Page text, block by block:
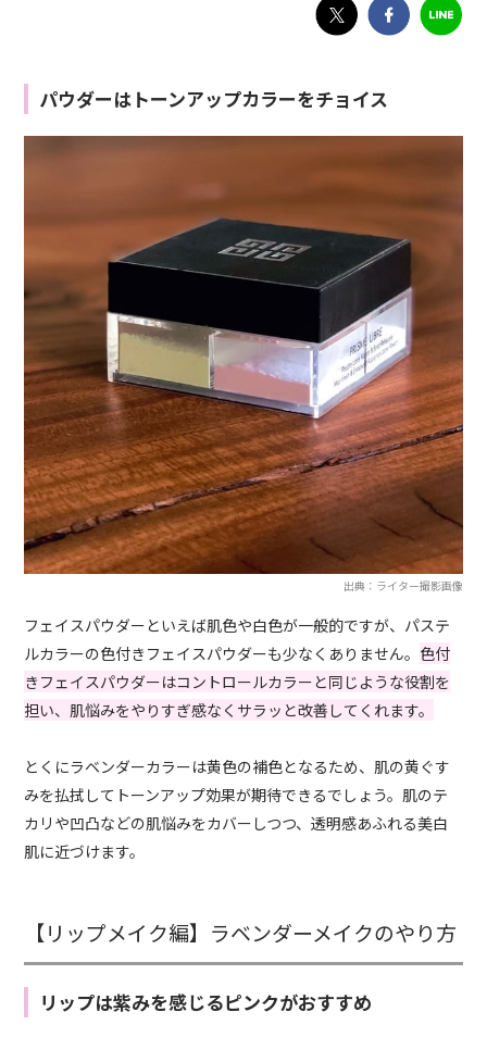
パウダーはトーンアップカラーをチョイス
出典：ライター撮影画像
フェイスパウダーといえば肌色や白色が一般的ですが、パステ
ルカラーの色付きフェイスパウダーも少なくありません。 色付
きフェイスパウダーはコントロールカラーと同じような役割を
担い、肌悩みをやりすぎ感なくサラッと改善してくれます。
とくにラベンダーカラーは黄色の補色となるため、肌の黄ぐす
みを払拭してトーンアップ効果が期待できるでしょう。肌のテ
カリや凹凸などの肌悩みをカバーしつつ、透明感あふれる美白
肌に近づけます。
【リップメイク編】ラベンダーメイクのやり方
リップは紫みを感じるピンクがおすすめ